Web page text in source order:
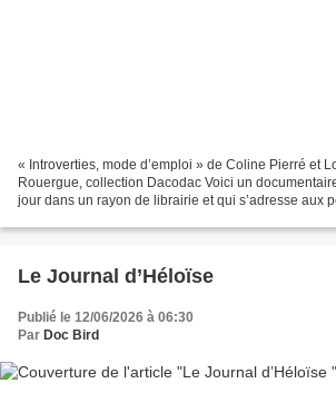
« Introverties, mode d’emploi » de Coline Pierré et
Rouergue, collection Dacodac Voici un
jour dans un rayon de librairie et qui s’adresse aux
Le Journal d’Héloïse
Publié le 12/06/2026 à 06:30
Par Doc Bird